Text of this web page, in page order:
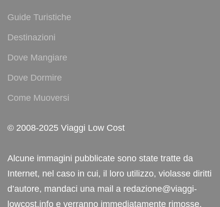
Guide Turistiche
Destinazioni
Dove Mangiare
Dove Dormire
Come Muoversi
© 2008-2025 Viaggi Low Cost
Alcune immagini pubblicate sono state tratte da
Internet, nel caso in cui, il loro utilizzo, violasse diritti
d’autore, mandaci una mail a redazione@viaggi-
lowcost.info e verranno immediatamente rimosse.